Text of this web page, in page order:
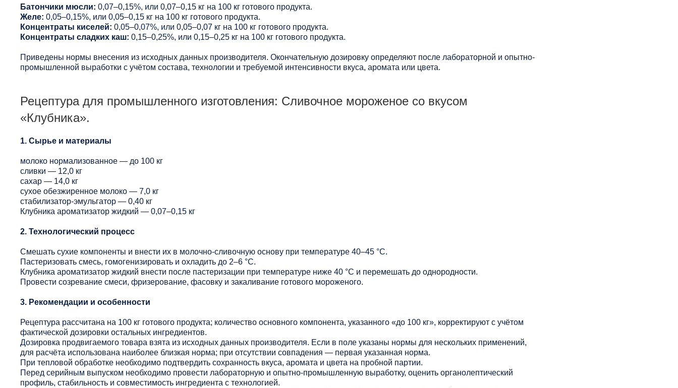
Батончики мюсли: 0,07–0,15%, или 0,07–0,15 кг на 100 кг готового продукта.
Желе: 0,05–0,15%, или 0,05–0,15 кг на 100 кг готового продукта.
Концентраты киселей: 0,05–0,07%, или 0,05–0,07 кг на 100 кг готового продукта.
Концентраты сладких каш: 0,15–0,25%, или 0,15–0,25 кг на 100 кг готового продукта.
Приведены нормы внесения из исходных данных производителя. Окончательную дозировку определяют после лабораторной и опытно-
промышленной выработки с учётом состава, технологии и требуемой интенсивности вкуса, аромата или цвета.
Рецептура для промышленного изготовления: Сливочное мороженое со вкусом
«Клубника».
1. Сырье и материалы
молоко нормализованное — до 100 кг
сливки — 12,0 кг
сахар — 14,0 кг
сухое обезжиренное молоко — 7,0 кг
стабилизатор-эмульгатор — 0,40 кг
Клубника ароматизатор жидкий — 0,07–0,15 кг
2. Технологический процесс
Смешать сухие компоненты и внести их в молочно-сливочную основу при температуре 40–45 °C.
Пастеризовать смесь, гомогенизировать и охладить до 2–6 °C.
Клубника ароматизатор жидкий внести после пастеризации при температуре ниже 40 °C и перемешать до однородности.
Провести созревание смеси, фризерование, фасовку и закаливание готового мороженого.
3. Рекомендации и особенности
Рецептура рассчитана на 100 кг готового продукта; количество основного компонента, указанного «до 100 кг», корректируют с учётом
фактической дозировки остальных ингредиентов.
Дозировка продвигаемого товара взята из исходных данных производителя. Если в поле указаны нормы для нескольких применений,
для расчёта использована наиболее близкая норма; при отсутствии совпадения — первая указанная норма.
При тепловой обработке необходимо подтвердить сохранность вкуса, аромата и цвета на пробной партии.
Перед серийным выпуском необходимо провести лабораторную и опытно-промышленную выработку, оценить органолептический
профиль, стабильность и совместимость ингредиента с технологией.